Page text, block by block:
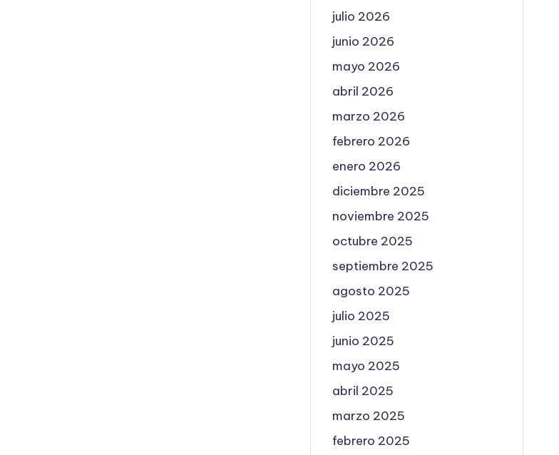
julio 2026
junio 2026
mayo 2026
abril 2026
marzo 2026
febrero 2026
enero 2026
diciembre 2025
noviembre 2025
octubre 2025
septiembre 2025
agosto 2025
julio 2025
junio 2025
mayo 2025
abril 2025
marzo 2025
febrero 2025